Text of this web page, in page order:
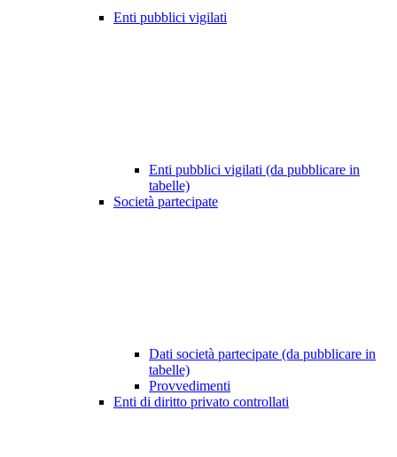
Enti pubblici vigilati
Enti pubblici vigilati (da pubblicare in
tabelle)
Società partecipate
Dati società partecipate (da pubblicare in
tabelle)
Provvedimenti
Enti di diritto privato controllati